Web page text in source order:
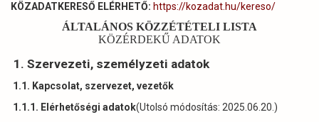
KÖZADATKERESŐ ELÉRHETŐ: https://kozadat.hu/kereso/
ÁLTALÁNOS KÖZZÉTÉTELI LISTA
KÖZÉRDEKŰ ADATOK
1. Szervezeti, személyzeti adatok
1.1. Kapcsolat, szervezet, vezetők
1.1.1. Elérhetőségi adatok(Utolsó módosítás: 2025.06.20.)